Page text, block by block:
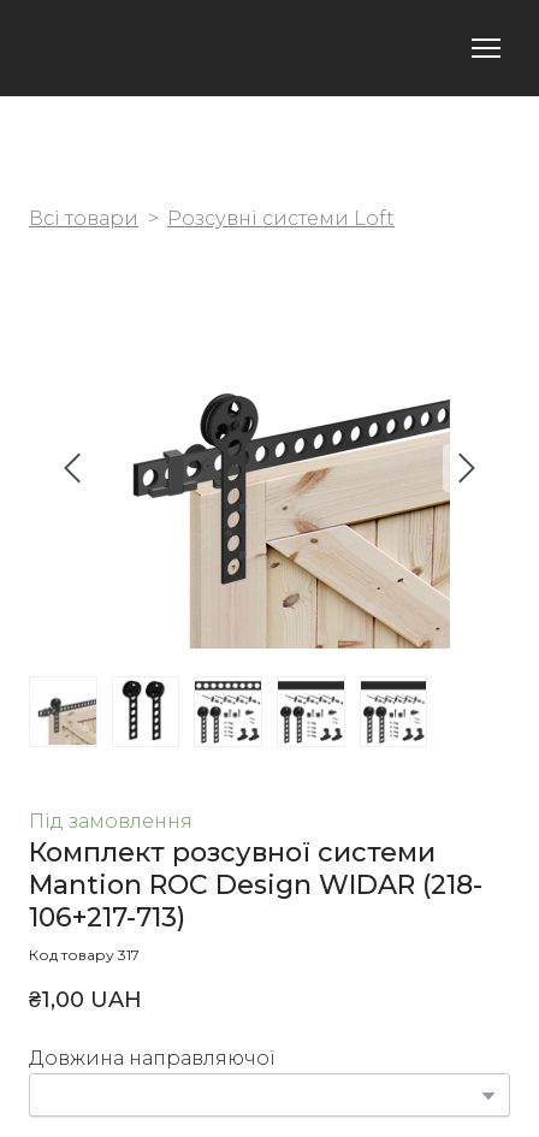
Всі товари Розсувні системи Loft
Під замовлення
Комплект розсувної системи
Mantion ROC Design WIDAR (218-
106+217-713)
Код товару 317
₴1,00 UAH
Довжина направляючої